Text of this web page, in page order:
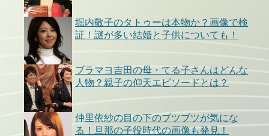
堀内敬子のタトゥーは本物か？画像で検
証！謎が多い結婚と子供についても！
ブラマヨ吉田の母・てる子さんはどんな
人物？親子の仰天エピソードとは？
仲里依紗の目の下のブツブツが気にな
る！旦那の子役時代の画像も発見！